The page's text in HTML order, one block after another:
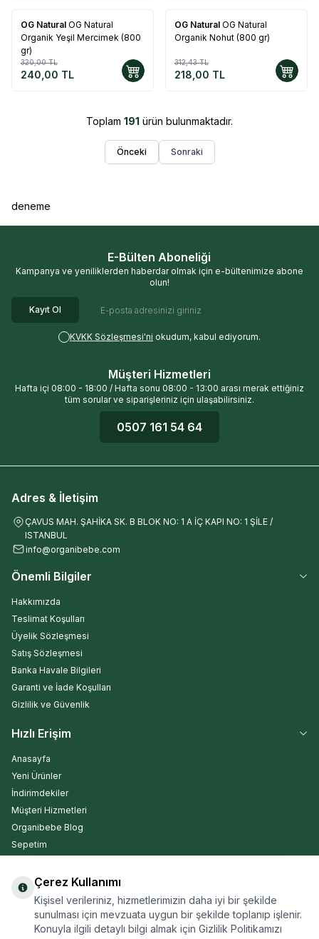
%25
OG Natural OG Natural
Organik Yeşil Mercimek (800
gr)
320,00TL
240,00 TL
%30
OG Natural OG Natural
Organik Nohut (800 gr)
312,43TL
218,00 TL
Toplam 191 ürün bulunmaktadır.
Önceki Sonraki
deneme
E-Bülten Aboneliği
Kampanya ve yeniliklerden haberdar olmak için e-bültenimize abone
olun!
Kayıt Ol
KVKK Sözleşmesi'ni okudum, kabul ediyorum.
Müşteri Hizmetleri
Hafta içi 08:00 - 18:00 / Hafta sonu 08:00 - 13:00 arası merak ettiğiniz
tüm sorular ve siparişleriniz için ulaşabilirsiniz.
0507 161 54 64
Adres & İletişim
ÇAVUS MAH. ŞAHİKA SK. B BLOK NO: 1 A İÇ KAPI NO: 1 ŞİLE /
ISTANBUL
info@organibebe.com
Önemli Bilgiler
Hakkımızda
Teslimat Koşulları
Üyelik Sözleşmesi
Satış Sözleşmesi
Banka Havale Bilgileri
Garanti ve İade Koşulları
Gizlilik ve Güvenlik
Hızlı Erişim
Anasayfa
Yeni Ürünler
İndirimdekiler
Müşteri Hizmetleri
Organibebe Blog
Sepetim
Kargo Takip
Çerez Kullanımı
Kişisel verileriniz, hizmetlerimizin daha iyi bir şekilde
sunulması için mevzuata uygun bir şekilde toplanıp işlenir.
Konuyla ilgili detaylı bilgi almak için Gizlilik Politikamızı